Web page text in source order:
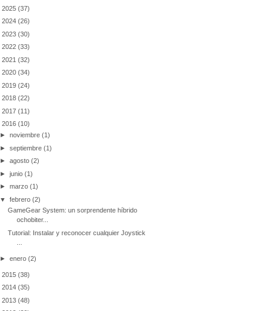
2025 (37)
2024 (26)
2023 (30)
2022 (33)
2021 (32)
2020 (34)
2019 (24)
2018 (22)
2017 (11)
2016 (10)
►noviembre(1)
►septiembre(1)
►agosto(2)
►junio(1)
►marzo(1)
▼febrero(2)
GameGear System: un sorprendente híbrido
ochobiter...
Tutorial: Instalar y reconocer cualquier Joystick
►enero(2)
2015 (38)
2014 (35)
2013 (48)